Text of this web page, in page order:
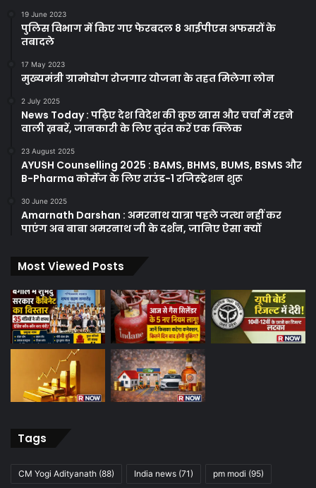
19 June 2023
पुलिस विभाग में किए गए फेरबदल 8 आईपीएस अफसरों के
तबादले
17 May 2023
मुख्यमंत्री ग्रामोद्योग रोजगार योजना के तहत मिलेगा लोन
2 July 2025
News Today : पढ़िए देश विदेश की कुछ खास और चर्चा में रहने
वाली ख़बरें, जानकारी के लिए तुरंत करें एक क्लिक
23 August 2025
AYUSH Counselling 2025 : BAMS, BHMS, BUMS, BSMS और
B-Pharma कोर्सेज के लिए राउंड-1 रजिस्ट्रेशन शुरू
30 June 2025
Amarnath Darshan : अमरनाथ यात्रा पहले जत्था नहीं कर
पाएंग अब बाबा अमरनाथ जी के दर्शन, जानिए ऐसा क्यों
Most Viewed Posts
Tags
CM Yogi Adityanath (88) India news (71) pm modi (95)